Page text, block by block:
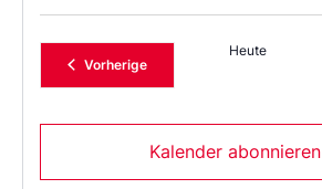
VorherigeVeranstaltungen
Heute
Kalender abonnieren